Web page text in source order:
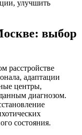
улучшить
выбор
расстройстве
адаптации
центры,
диагнозом.
состояния.